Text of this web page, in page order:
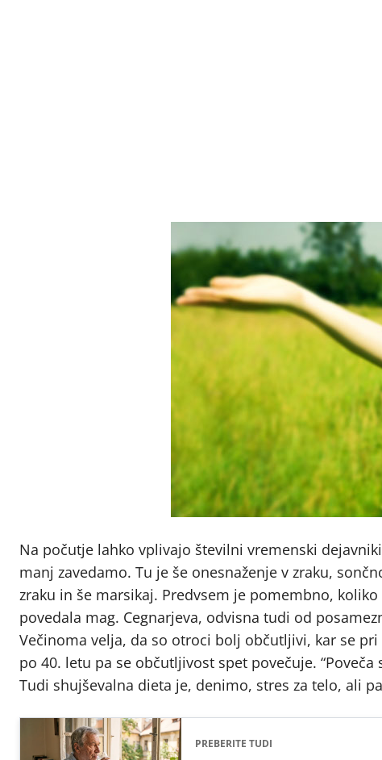
Na počutje lahko vplivajo številni vremenski
manj zavedamo. Tu je še onesnaženje v zraku,
zraku in še marsikaj. Predvsem je pomembno,
povedala mag. Cegnarjeva, odvisna tudi od
Večinoma velja, da so otroci bolj občutljivi, kar se
po 40. letu pa se občutljivost spet povečuje.
Tudi shujševalna dieta je, denimo, stres za telo, ali
PREBERITE TUDI